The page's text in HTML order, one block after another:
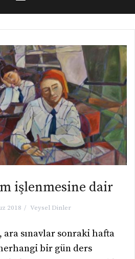
işlenmesine dair
2018 Veysel Dinler
ara sınavlar sonraki hafta
bir gün ders